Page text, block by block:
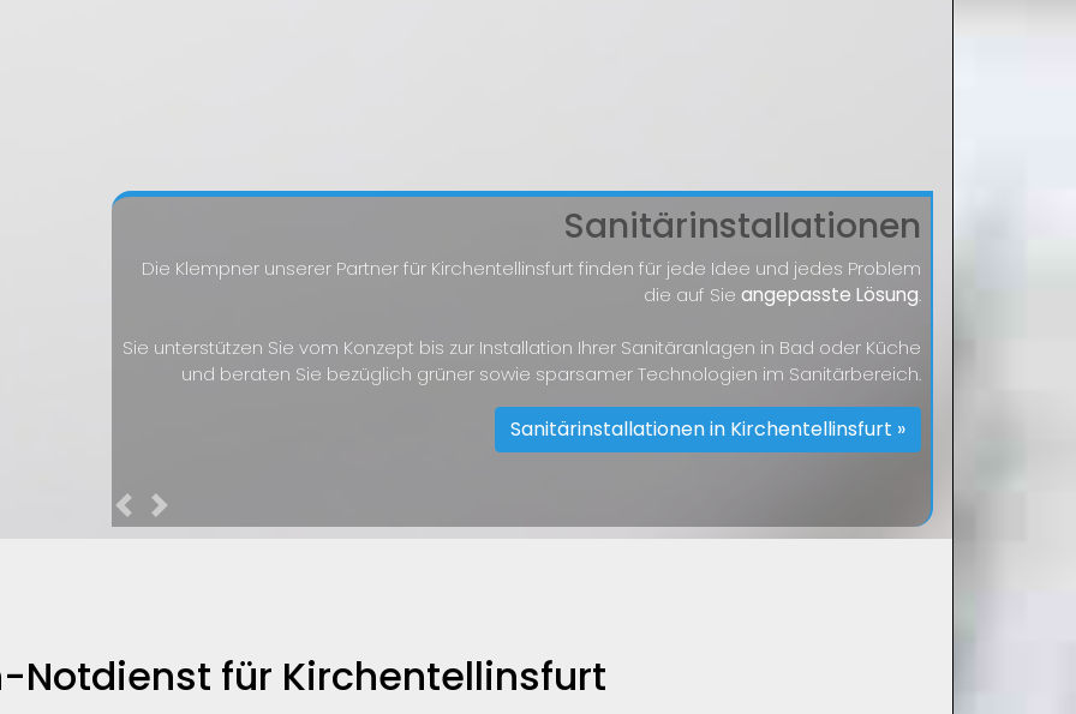
Sanitärinstallationen
Die Klempner unserer Partner für Kirchentellinsfurt finden für jede Idee und jedes Problem
die auf Sieangepasste Lösung.
Sie unterstützen Sie vom Konzept bis zur Installation Ihrer Sanitäranlagen in Bad oder Küche
und beraten Sie bezüglich grüner sowie sparsamer Technologien im Sanitärbereich.
Sanitärinstallationen in Kirchentellinsfurt »
Previous
Notdienst für Kirchentellinsfurt